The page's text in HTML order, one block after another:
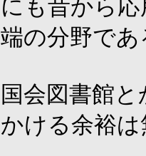
にも昔から
端の分野であ
国会図書館
かける余裕